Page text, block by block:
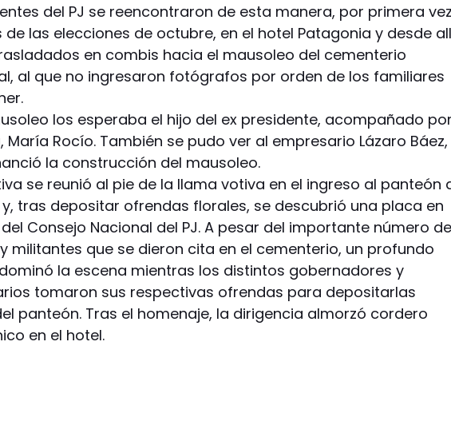
del PJ se reencontraron de esta manera, por primera vez
de las elecciones de octubre, en el hotel Patagonia y desde
en combis hacia el mausoleo del cementerio
al que no ingresaron fotógrafos por orden de los familiares
los esperaba el hijo del ex presidente, acompañado por
María Rocío. También se pudo ver al empresario Lázaro Báez,
la construcción del mausoleo.
se reunió al pie de la llama votiva en el ingreso al panteón
y, tras depositar ofrendas florales, se descubrió una placa en
Consejo Nacional del PJ. A pesar del importante número de
militantes que se dieron cita en el cementerio, un profundo
la escena mientras los distintos gobernadores y
tomaron sus respectivas ofrendas para depositarlas
panteón. Tras el homenaje, la dirigencia almorzó cordero
en el hotel.